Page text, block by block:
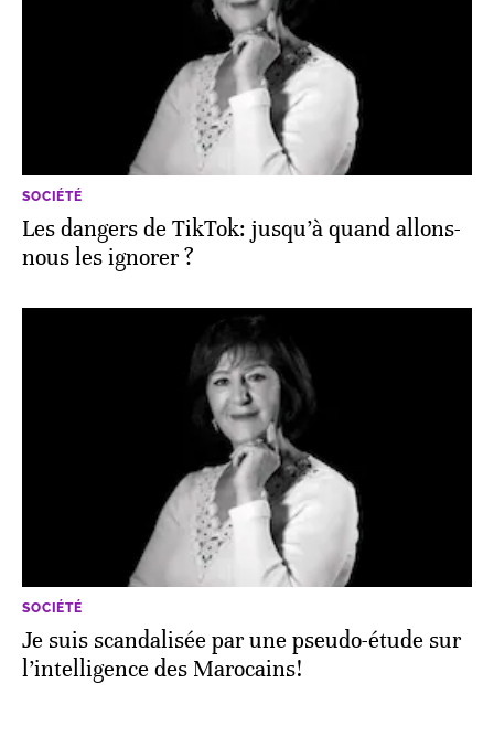
SOCIÉTÉ
Les dangers de TikTok: jusqu’à quand allons-
nous les ignorer ?
SOCIÉTÉ
Je suis scandalisée par une pseudo-étude sur
l’intelligence des Marocains!